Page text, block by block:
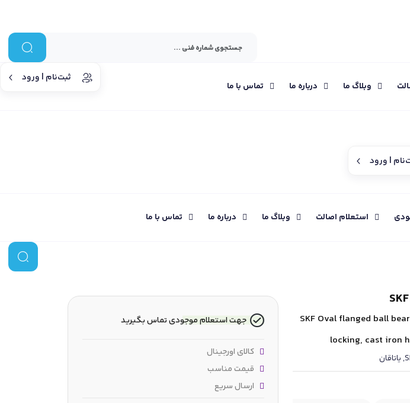
ثبت‌نام | ورود
وبلاگ ما درباره ما تماس با ما
| ورود
استعلام اصالت وبلاگ ما درباره ما تماس با ما
SKF Oval flanged ball
locking, cast iron
,یاتاقان
جهت استعلام موجودی تماس بگیرید
کالای اورجینال
قیمت مناسب
ارسال سریع